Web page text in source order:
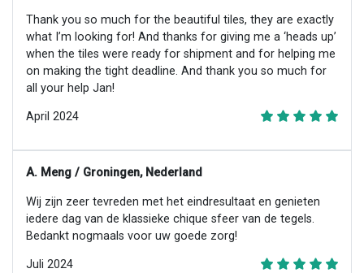
Thank you so much for the beautiful tiles, they are exactly
what I’m looking for! And thanks for giving me a ‘heads up’
when the tiles were ready for shipment and for helping me
on making the tight deadline. And thank you so much for
all your help Jan!
April 2024
A. Meng / Groningen, Nederland
Wij zijn zeer tevreden met het eindresultaat en genieten
iedere dag van de klassieke chique sfeer van de tegels.
Bedankt nogmaals voor uw goede zorg!
Juli 2024